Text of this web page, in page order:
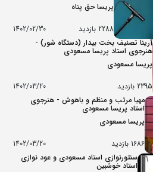
پریسا حق پناه
2288 بازدید
1402/02/30
آرینا تصنیف بخت بیدار (دستگاه شور) -
هنرجوی استاد پریسا مسعودی
پریسا مسعودی
2395 بازدید
1402/03/20
مهیا مرتب و منظم و باهوش - هنرجوی
استاد پریسا مسعودی
پریسا مسعودی
1686 بازدید
1402/03/20
سنتورنوازی استاد مسعودی و عود نوازی
استاد خوشبین